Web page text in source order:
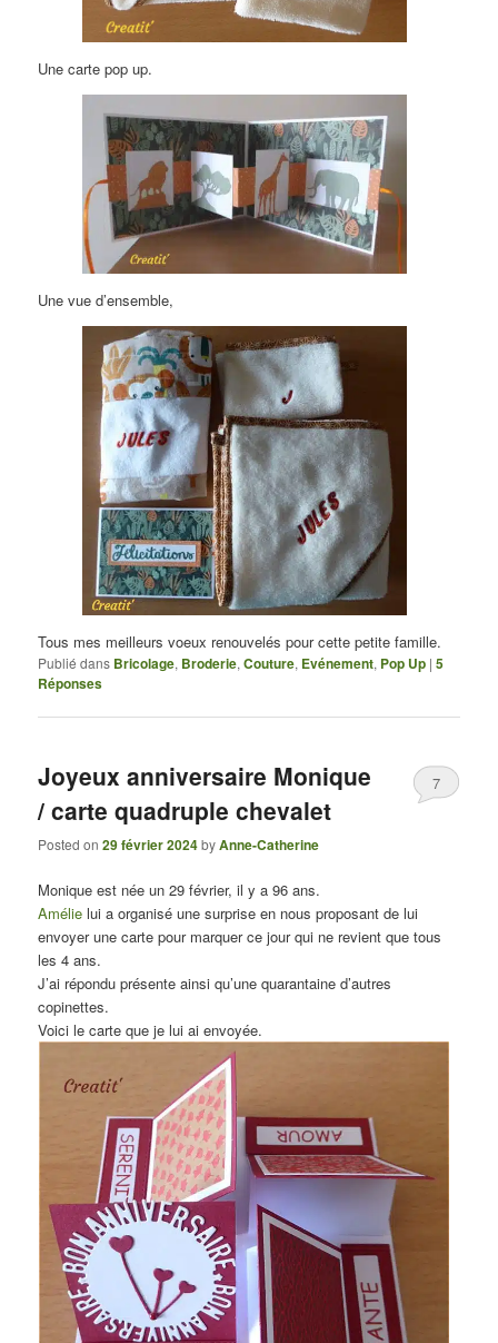
Une carte pop up.
Une vue d’ensemble,
Tous mes meilleurs voeux renouvelés pour cette petite famille.
Publié dans Bricolage, Broderie,Couture, Evénement, Pop Up |5
Réponses
Joyeux anniversaire Monique
/ carte quadruple chevalet
Posted on29 février 2024byAnne-Catherine
7
Monique est née un 29 février, il y a 96 ans.
Amélie lui a organisé une surprise en nous proposant de lui
envoyer une carte pour marquer ce jour qui ne revient que tous
les 4 ans.
J’ai répondu présente ainsi qu’une quarantaine d’autres
copinettes.
Voici le carte que je lui ai envoyée.